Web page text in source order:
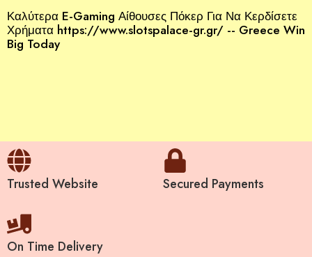
Καλύτερα E-Gaming Αίθουσες Πόκερ Για Να Κερδίσετε
Χρήματα https://www.slotspalace-gr.gr/ -- Greece Win
Big Today
Trusted Website Secured Payments
On Time Delivery